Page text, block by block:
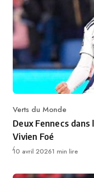
Category
Verts du Monde
Deux Fennecs
Vivien Foé
Publié
10 avril 20261 min lire